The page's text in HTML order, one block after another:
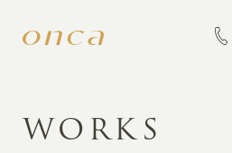
INFORMATION
WORKS